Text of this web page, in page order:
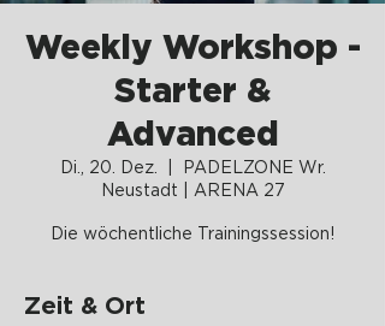
Weekly Workshop -
Starter &
Advanced
Di., 20. Dez.
PADELZONE Wr.
Neustadt | ARENA 27
Die wöchentliche Trainingssession!
Zeit & Ort